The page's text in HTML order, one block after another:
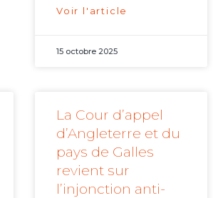
Voir l'article
15 octobre 2025
La Cour d’appel
d’Angleterre et du
pays de Galles
revient sur
l’injonction anti-